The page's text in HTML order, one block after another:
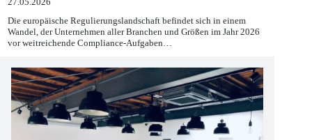
27.05.2026
Die europäische Regulierungslandschaft befindet sich in einem
Wandel, der Unternehmen aller Branchen und Größen im Jahr 2026